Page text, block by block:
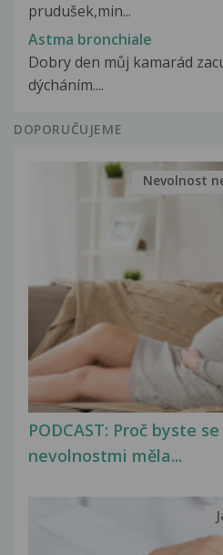
prudušek,min...
Astma bronchiale
Dobry den můj kamarád
dýcháním....
DOPORUČUJEME
PODCAST: Proč byste
nevolnostmi měla...
Nevolnost